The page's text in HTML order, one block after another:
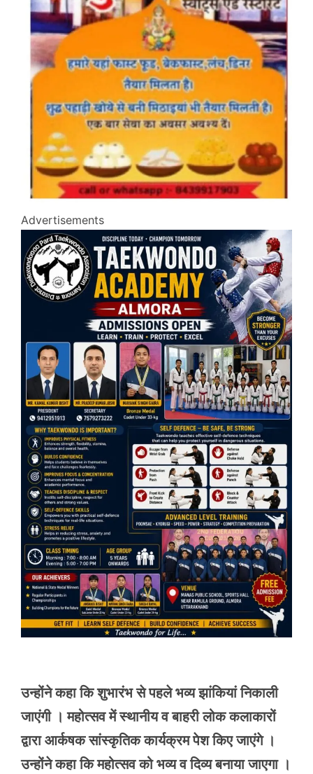
Advertisements
उन्होंने कहा कि शुभारंभ से पहले भव्य झांकियां निकाली
जाएंगी । महोत्सव में स्थानीय व बाहरी लोक कलाकारों
द्वारा आर्कषक सांस्कृतिक कार्यक्रम पेश किए जाएंगे ।
उन्होंने कहा कि महोत्सव को भव्य व दिव्य बनाया जाएगा ।